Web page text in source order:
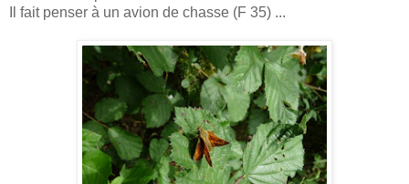
Il fait penser à un avion de chasse (F 35) ...